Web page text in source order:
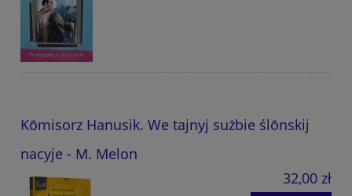
Kōmisorz Hanusik. We tajnyj sużbie ślōnskij
nacyje - M. Melon
32,00 zł